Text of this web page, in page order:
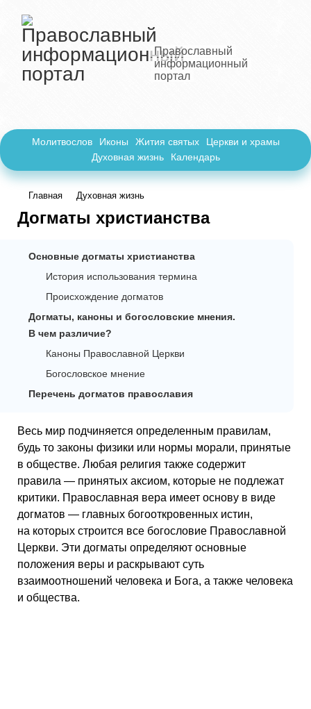
Православный
информационный
портал
Молитвослов Иконы Жития святых
Церкви и храмы
Духовная жизнь
Календарь
Главная Духовная жизнь
Догматы христианства
Основные догматы христианства
История использования термина
Происхождение догматов
Догматы, каноны и богословские мнения.
В чем различие?
Каноны Православной Церкви
Богословское мнение
Перечень догматов православия
Весь мир подчиняется определенным правилам,
будь то законы физики или нормы морали, принятые
в обществе. Любая религия также содержит
правила — принятых аксиом, которые не подлежат
критики. Православная вера имеет основу в виде
догматов — главных богооткровенных истин,
на которых строится все богословие Православной
Церкви. Эти догматы определяют основные
положения веры и раскрывают суть
взаимоотношений человека и Бога, а также человека
и общества.